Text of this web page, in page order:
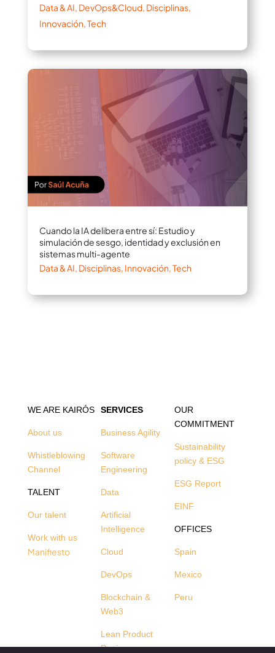
Data & AI, DevOps&Cloud, Disciplinas,
Innovación,Tech
Cuando la IA delibera entre sí: Estudio y
simulación de sesgo, identidad y exclusión en
sistemas multi-agente
Data & AI, Disciplinas, Innovación,Tech
WE ARE KAIRÓS
About us
Whistleblowing
Channel
TALENT
Our talent
Work with us
Manifiesto
SERVICES
Business Agility
Software
Engineering
Data
Artificial
Intelligence
Cloud
DevOps
Blockchain &
Web3
Lean Product
Design
OUR
COMMITMENT
Sustainability
policy & ESG
ESG Report
EINF
OFFICES
Spain
Mexico
Peru